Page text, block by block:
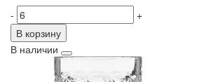
-
+
В корзину
В наличии